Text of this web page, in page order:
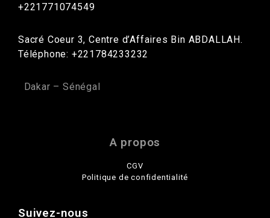
+221771074549
Sacré Coeur 3, Centre d’Affaires Bin ABDALLAH.
Téléphone: +221784233232
Dakar – Sénégal
A propos
CGV
Politique de confidentialité
Suivez-nous